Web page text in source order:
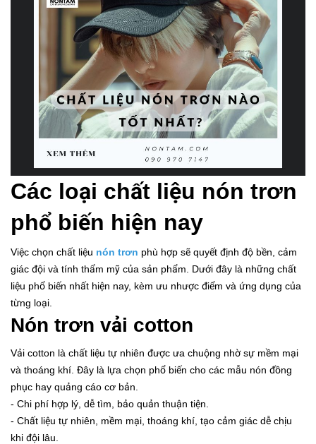
Các loại chất liệu nón trơn
phổ biến hiện nay
Việc chọn chất liệu nón trơn phù hợp sẽ quyết định độ bền, cảm
giác đội và tính thẩm mỹ của sản phẩm. Dưới đây là những chất
liệu phổ biến nhất hiện nay, kèm ưu nhược điểm và ứng dụng của
từng loại.
Nón trơn vải cotton
Vải cotton là chất liệu tự nhiên được ưa chuộng nhờ sự mềm mại
và thoáng khí. Đây là lựa chọn phổ biến cho các mẫu nón đồng
phục hay quảng cáo cơ bản.
- Chi phí hợp lý, dễ tìm, bảo quản thuận tiện.
- Chất liệu tự nhiên, mềm mại, thoáng khí, tạo cảm giác dễ chịu
khi đội lâu.